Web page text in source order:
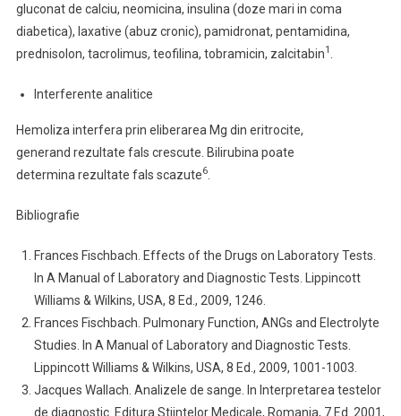
gluconat de calciu, neomicina, insulina (doze mari in coma
diabetica), laxative (abuz cronic), pamidronat, pentamidina,
prednisolon, tacrolimus, teofilina, tobramicin, zalcitabin1
Interferente analitice
Hemoliza interfera prin eliberarea Mg din eritrocite,
generand rezultate fals crescute. Bilirubina poate
determina rezultate fals scazute6.
Bibliografie
Frances Fischbach. Effects of the Drugs on Laboratory Tests.
In A Manual of Laboratory and Diagnostic Tests. Lippincott
Williams & Wilkins, USA, 8 Ed., 2009, 1246.
Frances Fischbach. Pulmonary Function, ANGs and Electrolyte
Studies. In A Manual of Laboratory and Diagnostic Tests.
Lippincott Williams & Wilkins, USA, 8 Ed., 2009, 1001-1003.
Jacques Wallach. Analizele de sange. In Interpretarea testelor
de diagnostic. Editura Stiintelor Medicale, Romania, 7 Ed. 2001,